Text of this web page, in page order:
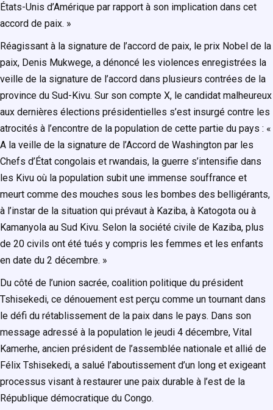
États-Unis d’Amérique par rapport à son implication dans cet
accord de paix. »
Réagissant à la signature de l’accord de paix, le prix Nobel de la
paix, Denis Mukwege, a dénoncé les violences enregistrées la
veille de la signature de l’accord dans plusieurs contrées de la
province du Sud-Kivu. Sur son compte X, le candidat malheureux
aux dernières élections présidentielles s’est insurgé contre les
atrocités à l’encontre de la population de cette partie du pays : «
A la veille de la signature de l’Accord de Washington par les
Chefs d’État congolais et rwandais, la guerre s’intensifie dans
les Kivu où la population subit une immense souffrance et
meurt comme des mouches sous les bombes des belligérants,
à l’instar de la situation qui prévaut à Kaziba, à Katogota ou à
Kamanyola au Sud Kivu. Selon la société civile de Kaziba, plus
de 20 civils ont été tués y compris les femmes et les enfants
en date du 2 décembre. »
Du côté de l’union sacrée, coalition politique du président
Tshisekedi, ce dénouement est perçu comme un tournant dans
le défi du rétablissement de la paix dans le pays. Dans son
message adressé à la population le jeudi 4 décembre, Vital
Kamerhe, ancien président de l’assemblée nationale et allié de
Félix Tshisekedi, a salué l’aboutissement d’un long et exigeant
processus visant à restaurer une paix durable à l’est de la
République démocratique du Congo.